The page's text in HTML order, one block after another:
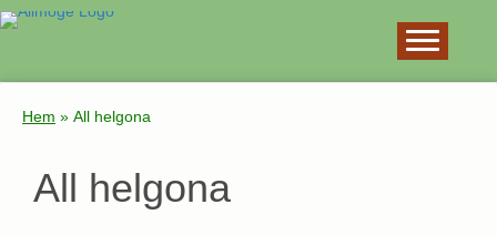
Hem » All helgona
All helgona